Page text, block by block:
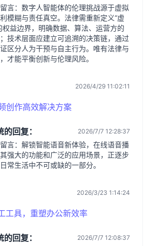
言：数字人智能体的伦理挑战源于虚拟
模糊与责任真空。法律需重新定义“虚
权益边界，明确数据、算法、运营方的
技术层面应建立可追溯的决策链，通过
区分人为干预与自主行为。唯有法律与
才能平衡创新与伦理风险。
2026/4/29 11:02:11
创作高效解决方案
回复： 2026/7/7 12:28:37
言：解锁智能语音新体验，在线语音播
强大的功能和广泛的应用场景，正逐步
常生活中不可或缺的一部分。
2026/3/23 1:14:24
工具，重塑办公新效率
回复： 2026/7/7 12:08:37